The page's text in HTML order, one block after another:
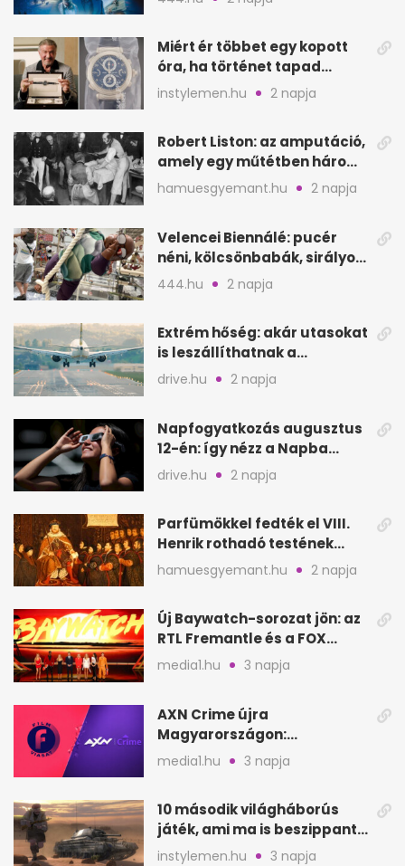
Miért ér többet egy kopott
óra, ha történet tapad
hozzá?
instylemen.hu 2 napja
Robert Liston: az amputáció,
amely egy műtétben három
életet követelt
hamuesgyemant.hu 2 napja
Velencei Biennálé: pucér
néni, kölcsönbabák, sirályok,
és kész a családi program
444.hu 2 napja
Extrém hőség: akár utasokat
is leszállíthatnak a
repülőgépről
drive.hu 2 napja
Napfogyatkozás augusztus
12-én: így nézz a Napba
biztonságosan
drive.hu 2 napja
Parfümökkel fedték el VIII.
Henrik rothadó testének
szagát
hamuesgyemant.hu 2 napja
Új Baywatch-sorozat jön: az
RTL Fremantle és a FOX
készíti
media1.hu 3 napja
AXN Crime újra
Magyarországon:
szeptembertől a Viasat Film
media1.hu 3 napja
10 második világháborús
játék, ami ma is beszippant
a képernyő elé
instylemen.hu 3 napja